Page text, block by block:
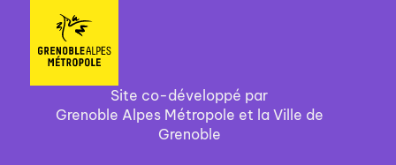
Site co-développé par
Grenoble Alpes Métropole et la Ville de
Grenoble